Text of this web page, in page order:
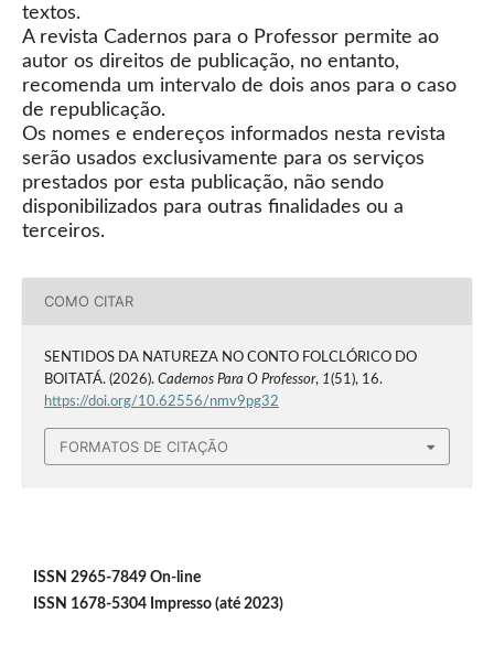
textos.
A revista Cadernos para o Professor permite ao
autor os direitos de publicação, no entanto,
recomenda um intervalo de dois anos para o caso
de republicação.
Os nomes e endereços informados nesta revista
serão usados exclusivamente para os serviços
prestados por esta publicação, não sendo
disponibilizados para outras finalidades ou a
terceiros.
COMO CITAR
SENTIDOS DA NATUREZA NO CONTO FOLCLÓRICO DO
BOITATÁ. (2026). Cadernos Para O Professor, 1(51), 16.
https://doi.org/10.62556/nmv9pg32
FORMATOS DE CITAÇÃO
ISSN 2965-7849 On-line
ISSN 1678-5304 Impresso (até 2023)